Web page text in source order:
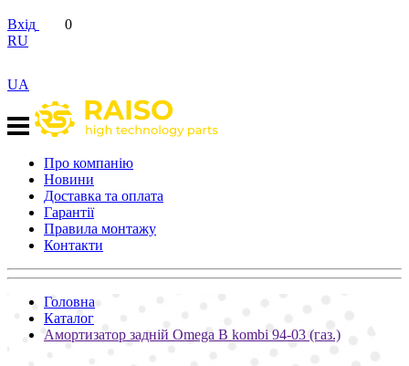
Вхід
0
RU
UA
Про компанію
Новини
Доставка та оплата
Гарантії
Правила монтажу
Контакти
Головна
Каталог
Амортизатор задній Omega B kombi 94-03 (газ.)